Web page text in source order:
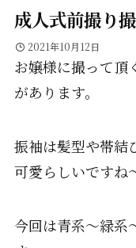
成人式前撮り
2021年10月12日
お嬢様に撮って頂
があります。
振袖は髪型や帯結
可愛らしいですね
今回は青系～緑系